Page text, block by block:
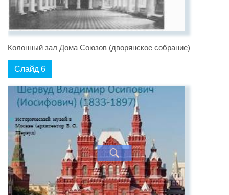
Колонный зал Дома Союзов (дворянское собрание)
Слайд 6